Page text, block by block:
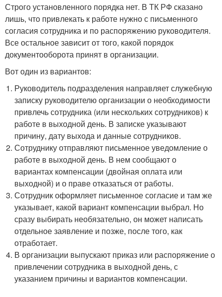
Строго установленного порядка нет. В ТК РФ сказано
лишь, что привлекать к работе нужно с письменного
согласия сотрудника и по распоряжению руководителя.
Все остальное зависит от того, какой порядок
документооборота принят в организации.
Вот один из вариантов:
Руководитель подразделения направляет служебную
записку руководителю организации о необходимости
привлечь сотрудника (или нескольких сотрудников) к
работе в выходной день. В записке указывают
причину, дату выхода и данные сотрудников.
Сотруднику отправляют письменное уведомление о
работе в выходной день. В нем сообщают о
вариантах компенсации (двойная оплата или
выходной) и о праве отказаться от работы.
Сотрудник оформляет письменное согласие и там же
указывает, какой вариант компенсации выбрал. Но
сразу выбирать необязательно, он может написать
отдельное заявление и позже, после того, как
отработает.
В организации выпускают приказ или распоряжение о
привлечении сотрудника в выходной день, с
указанием причины и вариантов компенсации.